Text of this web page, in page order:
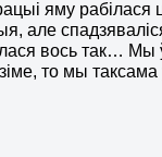
яму рабілася
але
вось так…
то мы